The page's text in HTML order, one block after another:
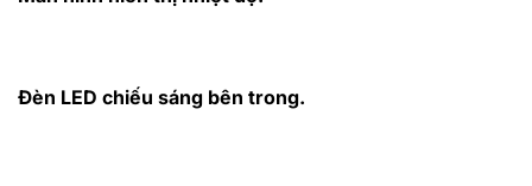
Đèn LED chiếu sáng bên trong.